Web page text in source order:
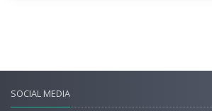
SOCIAL MEDIA